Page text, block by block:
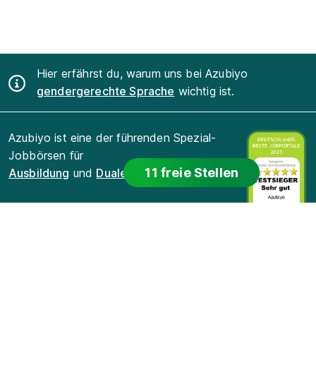
11 freie Stellen
Hier erfährst du, warum uns bei Azubiyo
gendergerechte Sprache wichtig ist.
Azubiyo ist eine der führenden Spezial-
Jobbörsen für
Ausbildung und Duales Studium.